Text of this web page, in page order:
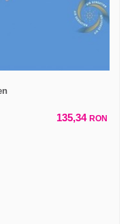
135,34 RON